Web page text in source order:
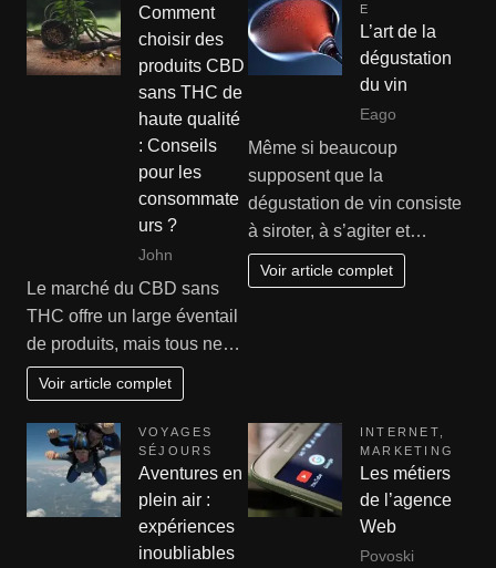
Comment
choisir des
produits CBD
sans THC de
haute qualité
: Conseils
pour les
consommate
urs ?
John
Le marché du CBD sans
THC offre un large éventail
de produits, mais tous ne…
Voir article complet
E
L’art de la
dégustation
du vin
Eago
Même si beaucoup
supposent que la
dégustation de vin consiste
à siroter, à s’agiter et…
Voir article complet
VOYAGES
SÉJOURS
Aventures en
plein air :
expériences
inoubliables
INTERNET
MARKETING
Les métiers
de l’agence
Web
Povoski